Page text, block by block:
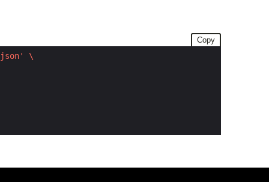
Copy